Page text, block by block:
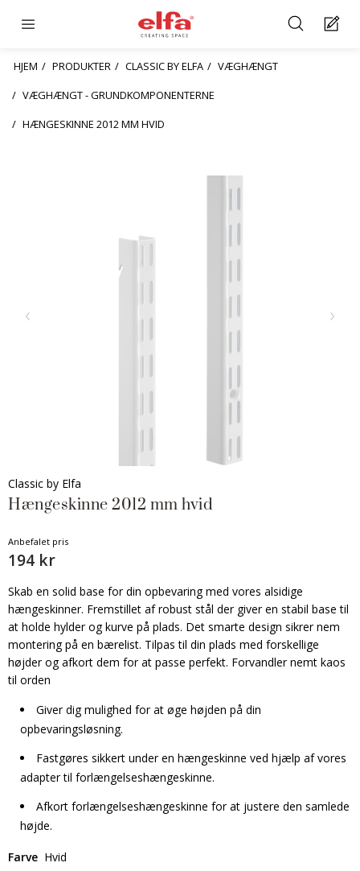
HJEM PRODUKTER CLASSIC BY ELFA
VÆGHÆNGT
VÆGHÆNGT - GRUNDKOMPONENTERNE
HÆNGESKINNE 2012 MM HVID
Classic by Elfa
Hængeskinne 2012 mm hvid
Anbefalet pris
194 kr
Skab en solid base for din opbevaring med vores alsidige
hængeskinner. Fremstillet af robust stål der giver en stabil base til
at holde hylder og kurve på plads. Det smarte design sikrer nem
montering på en bærelist. Tilpas til din plads med forskellige
højder og afkort dem for at passe perfekt. Forvandler nemt kaos
til orden
Giver dig mulighed for at øge højden på din
opbevaringsløsning.
Fastgøres sikkert under en hængeskinne ved hjælp af vores
adapter til forlængelseshængeskinne.
Afkort forlængelseshængeskinne for at justere den samlede
højde.
Farve Hvid